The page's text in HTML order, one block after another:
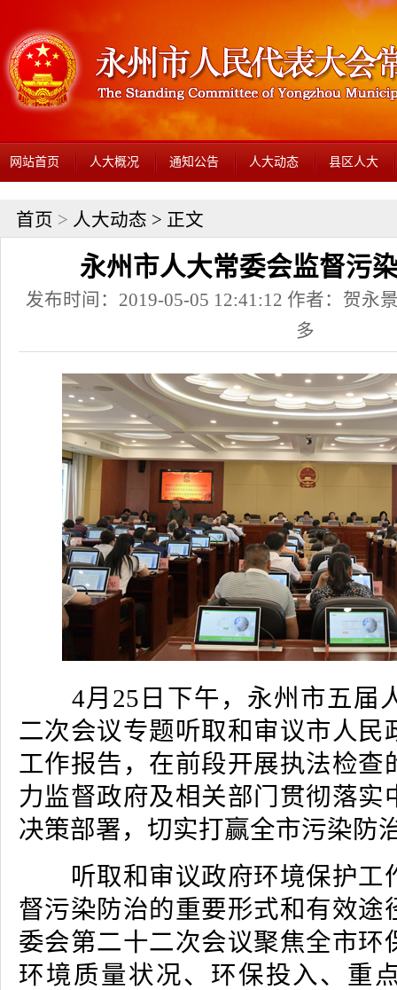
网站首页 人大概况 通知公告 人大动态 县区人大
首页 > 人大动态 > 正文
永州市人大常委会监督污
发布时间：2019-05-05 12:41:12 作者：贺永
多
4月25日下午，永州市五届
二次会议专题听取和审议市人民
工作报告，在前段开展执法检查
力监督政府及相关部门贯彻落实
决策部署，切实打赢全市污染防
听取和审议政府环境保护工
督污染防治的重要形式和有效途
委会第二十二次会议聚焦全市环
环境质量状况、环保投入、重